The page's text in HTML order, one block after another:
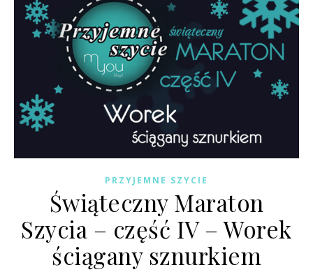
PRZYJEMNE SZYCIE
Świąteczny Maraton
Szycia – część IV – Worek
ściągany sznurkiem